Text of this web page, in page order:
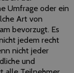
Umfrage oder ein
Art von
bevorzugt. Es
jedem recht
nicht jeder
und